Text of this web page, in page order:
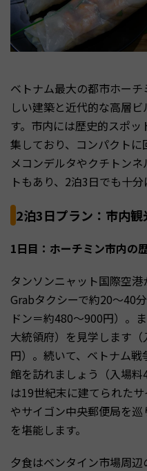
ベトナム最大の都市ホー
しい建築と近代的な高層
す。市内には歴史的スポ
集しており、コンパクト
メコンデルタやクチトン
トもあり、2泊3日でも十分
2泊3日プラン：市内
1日目：ホーチミン市内の
タンソンニャット国際空
Grabタクシーで約20〜40
ドン＝約480〜900円）。
大統領府）を見学します
円）。続いて、ベトナム
館を訪れましょう（入場
は19世紀末に建てられた
やサイゴン中央郵便局を
を堪能します。
夕食はベンタイン市場周